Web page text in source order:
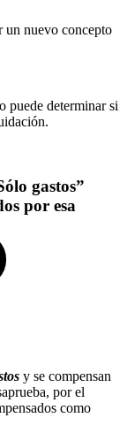
un nuevo concepto
puede determinar si
gastos”
por esa
y se compensan
por el
como